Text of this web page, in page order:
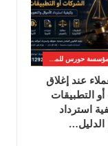
اختصاصات مؤسسة حورس للمحاماه
عند إغلاق
التطبيقات
استرداد
الدليل…